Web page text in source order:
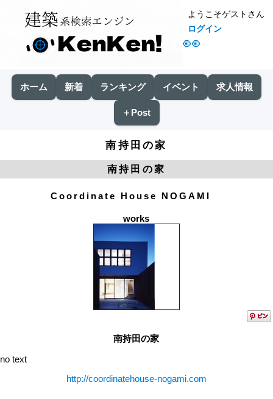
👀
ようこそゲストさん
ログイン
ホーム 新着 ランキング イベント 求人情報
＋Post
南持田の家
南持田の家
Coordinate House NOGAMI
works
南持田の家
no text
http://coordinatehouse-nogami.com